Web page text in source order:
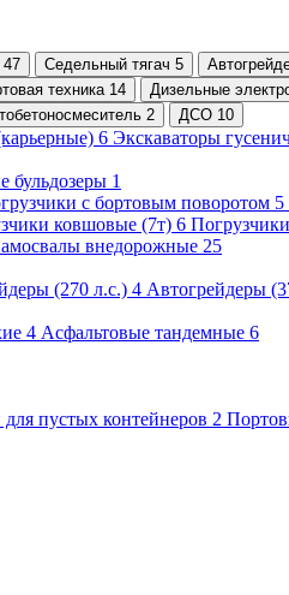
Седельный тягач 5
техника 14 Дизельные
2 ДСО 10
6 Экскаваторы
бульдозеры 1
с бортовым поворотом 5
ковшовые (7т) 6
внедорожные 25
(270 л.с.) 4 Автогрейдеры
4 Асфальтовые тандемные 6
пустых контейнеров 2